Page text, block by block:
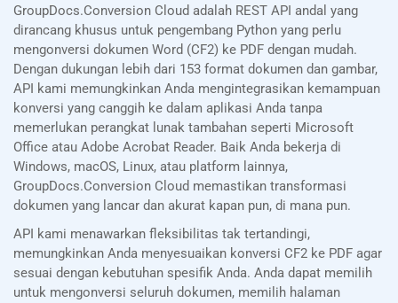
GroupDocs.Conversion Cloud adalah REST API andal yang
dirancang khusus untuk pengembang Python yang perlu
mengonversi dokumen Word (CF2) ke PDF dengan mudah.
Dengan dukungan lebih dari 153 format dokumen dan gambar,
API kami memungkinkan Anda mengintegrasikan kemampuan
konversi yang canggih ke dalam aplikasi Anda tanpa
memerlukan perangkat lunak tambahan seperti Microsoft
Office atau Adobe Acrobat Reader. Baik Anda bekerja di
Windows, macOS, Linux, atau platform lainnya,
GroupDocs.Conversion Cloud memastikan transformasi
dokumen yang lancar dan akurat kapan pun, di mana pun.
API kami menawarkan fleksibilitas tak tertandingi,
memungkinkan Anda menyesuaikan konversi CF2 ke PDF agar
sesuai dengan kebutuhan spesifik Anda. Anda dapat memilih
untuk mengonversi seluruh dokumen, memilih halaman